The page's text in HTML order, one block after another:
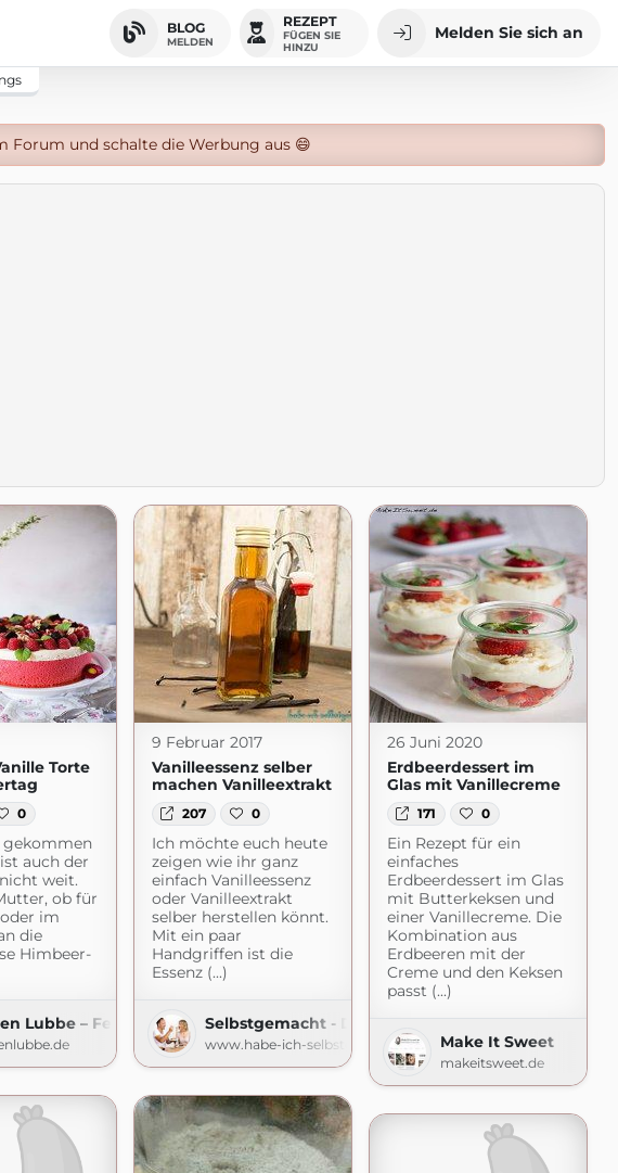
BLOG
MELDEN
REZEPT
FÜGEN SIE
HINZU
Melden Sie sich an
Forum und schalte die Werbung aus 😄
Torte
0
gekommen
auch der
weit.
ob für
im
die
Himbeer-
Lubbe – Feine Köstlichkeiten
9 Februar 2017
Vanilleessenz selber
machen Vanilleextrakt
207 0
Ich möchte euch heute
zeigen wie ihr ganz
einfach Vanilleessenz
oder Vanilleextrakt
selber herstellen könnt.
Mit ein paar
Handgriffen ist die
Essenz (...)
Selbstgemacht - Der Foodblog
www.habe-ich-selbstgemacht.de
26 Juni 2020
Erdbeerdessert im
Glas mit Vanillecreme
171 0
Ein Rezept für ein
einfaches
Erdbeerdessert im Glas
mit Butterkeksen und
einer Vanillecreme. Die
Kombination aus
Erdbeeren mit der
Creme und den Keksen
passt (...)
Make It Sweet
makeitsweet.de